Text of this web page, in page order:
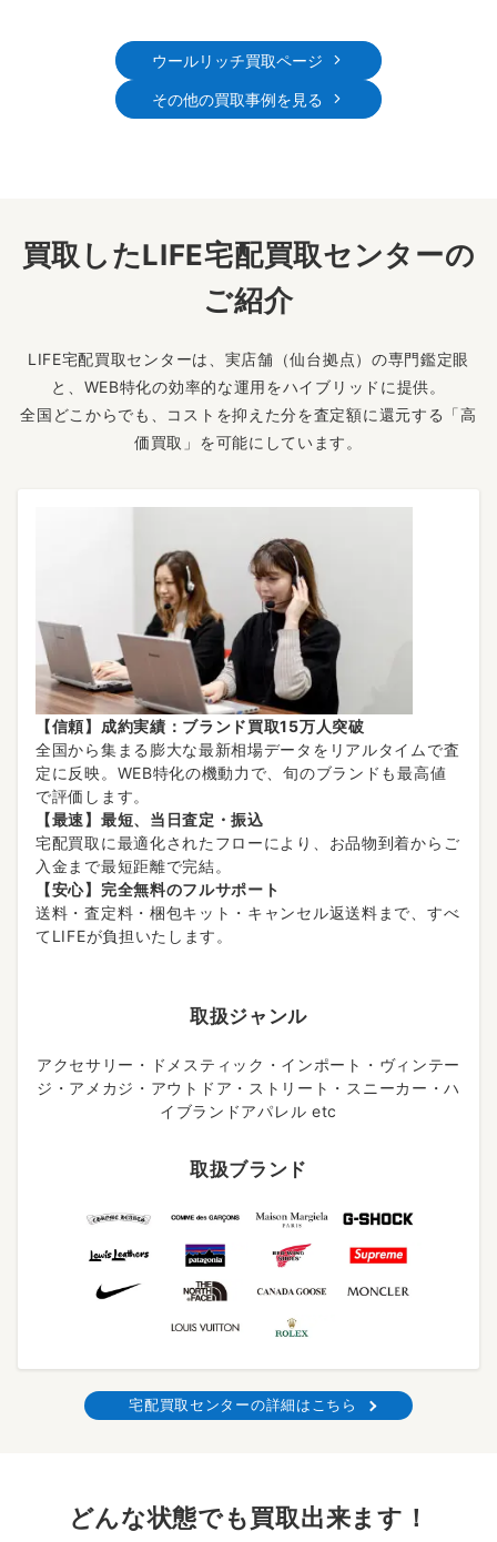
ウールリッチ買取ページ
その他の買取事例を見る
買取したLIFE宅配買取センターの
ご紹介
LIFE宅配買取センターは、実店舗（仙台拠点）の専門鑑定眼
と、WEB特化の効率的な運用をハイブリッドに提供。
全国どこからでも、コストを抑えた分を査定額に還元する「高
価買取」を可能にしています。
【信頼】成約実績：ブランド買取15万人突破
全国から集まる膨大な最新相場データをリアルタイムで査
定に反映。WEB特化の機動力で、旬のブランドも最高値
で評価します。
【最速】最短、当日査定・振込
宅配買取に最適化されたフローにより、お品物到着からご
入金まで最短距離で完結。
【安心】完全無料のフルサポート
送料・査定料・梱包キット・キャンセル返送料まで、すべ
てLIFEが負担いたします。
取扱ジャンル
アクセサリー・ドメスティック・インポート・ヴィンテー
ジ・アメカジ・アウトドア・ストリート・スニーカー・ハ
イブランドアパレル etc
取扱ブランド
宅配買取センターの詳細はこちら
どんな状態でも買取出来ます！